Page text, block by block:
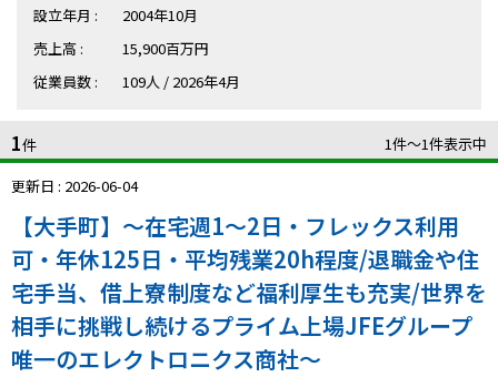
設立年月 :
2004年10月
売上高 :
15,900百万円
従業員数 :
109人 / 2026年4月
1件
1件〜1件表示中
更新日 : 2026-06-04
【大手町】～在宅週1～2日・フレックス利用
可・年休125日・平均残業20h程度/退職金や住
宅手当、借上寮制度など福利厚生も充実/世界を
相手に挑戦し続けるプライム上場JFEグループ
唯一のエレクトロニクス商社～
求人検索・スカウトサービス
障害者専門の求人検索・スカウトサービス
就労移行支援サービス
障害別専門支援の就労移行支援サービス
お問い合わせ・よくある質問
よくある質問
採用をお考えの企業様はこちら
メニューを閉じる